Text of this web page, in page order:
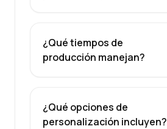
¿Qué tiempos de
producción manejan?
¿Qué opciones de
personalización incluyen?